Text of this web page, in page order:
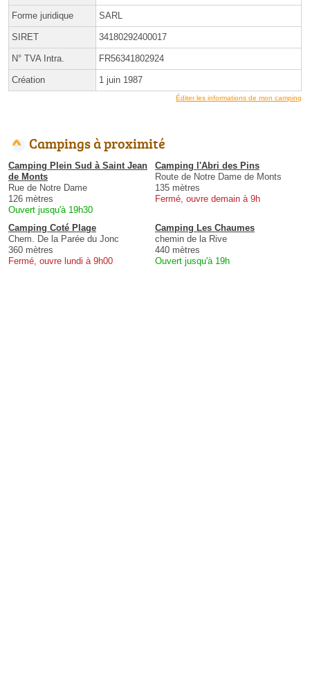
Forme juridique SARL
SIRET 34180292400017
N° TVA Intra. FR56341802924
Création 1 juin 1987
Éditer les informations de mon camping
Campings à proximité
Camping Plein Sud à Saint Jean
de Monts
Rue de Notre Dame
126 mètres
Ouvert jusqu'à 19h30
Camping l'Abri des Pins
Route de Notre Dame de Monts
135 mètres
Fermé, ouvre demain à 9h
Camping Coté Plage
Chem. De la Parée du Jonc
360 mètres
Fermé, ouvre lundi à 9h00
Camping Les Chaumes
chemin de la Rive
440 mètres
Ouvert jusqu'à 19h